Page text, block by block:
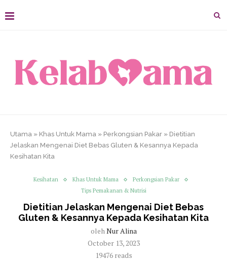
Utama » Khas Untuk Mama » Perkongsian Pakar » Dietitian
Jelaskan Mengenai Diet Bebas Gluten & Kesannya Kepada
Kesihatan Kita
Kesihatan Khas Untuk Mama
Perkongsian Pakar
Tips Pemakanan & Nutrisi
Dietitian Jelaskan Mengenai Diet Bebas
Gluten & Kesannya Kepada Kesihatan Kita
olehNur Alina
October 13, 2023
19476 reads